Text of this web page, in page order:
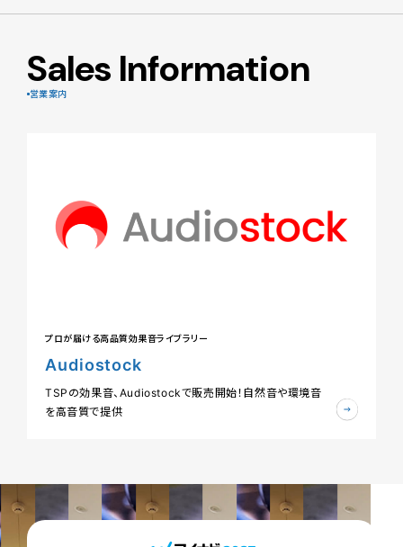
Sales Information
営業案内
プロが届ける高品質効果音ライブラリー
Audiostock
TSPの効果音、Audiostockで販売開始！自然音や環境音
を高音質で提供